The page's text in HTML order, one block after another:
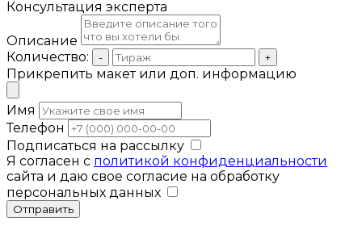
Консультация эксперта
Описание
Количество:
- +
Прикрепить макет или доп. информацию
Имя
Телефон
Подписаться на рассылку
Я согласен с политикой конфиденциальности
сайта и даю свое согласие на обработку
персональных данных
Отправить